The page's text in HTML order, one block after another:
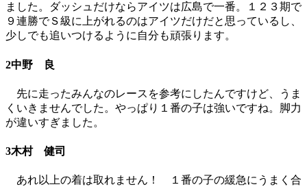
ました。ダッシュだけならアイツは広島で一番。１２３期で
９連勝でＳ級に上がれるのはアイツだけだと思っているし、
少しでも追いつけるように自分も頑張ります。
2中野 良
先に走ったみんなのレースを参考にしたんですけど、うま
くいきませんでした。やっぱり１番の子は強いですね。脚力
が違いすぎました。
3木村 健司
あれ以上の着は取れません！ １番の子の緩急にうまく合